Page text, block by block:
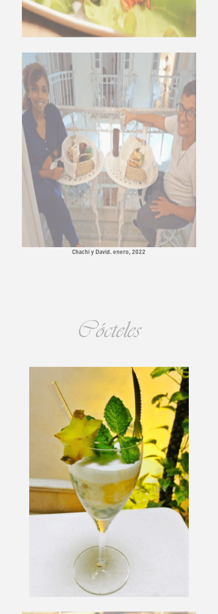
Chachi y David. enero, 2022
Cócteles